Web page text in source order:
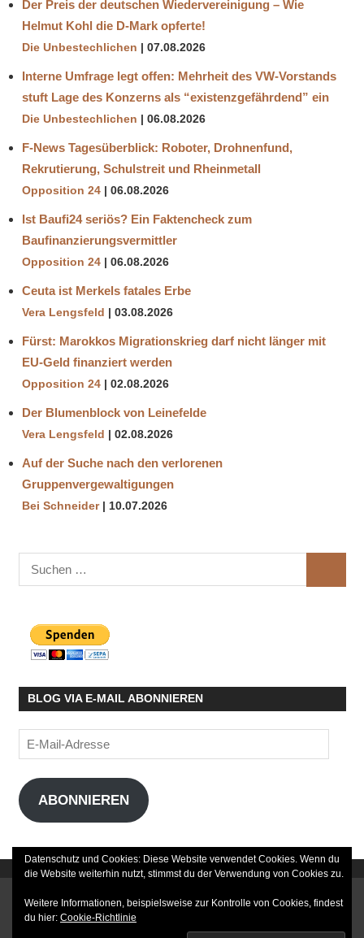
Der Preis der deutschen Wiedervereinigung – Wie
Helmut Kohl die D‑Mark opferte!
Die Unbestechlichen 07.08.2026
Interne Umfrage legt offen: Mehrheit des VW-Vorstands
stuft Lage des Konzerns als “existenzgefährdend” ein
Die Unbestechlichen 06.08.2026
F-News Tagesüberblick: Roboter, Drohnenfund,
Rekrutierung, Schulstreit und Rheinmetall
Opposition 24 06.08.2026
Ist Baufi24 seriös? Ein Faktencheck zum
Baufinanzierungsvermittler
Opposition 24 06.08.2026
Ceuta ist Merkels fatales Erbe
Vera Lengsfeld 03.08.2026
Fürst: Marokkos Migrationskrieg darf nicht länger mit
EU-Geld finanziert werden
Opposition 24 02.08.2026
Der Blumenblock von Leinefelde
Vera Lengsfeld 02.08.2026
Auf der Suche nach den verlorenen
Gruppenvergewaltigungen
Bei Schneider 10.07.2026
Suchen
nach:
BLOG VIA E-MAIL ABONNIEREN
E-
Mail-
Adresse
ABONNIEREN
Datenschutz und Cookies: Diese Website verwendet Cookies. Wenn du
die Website weiterhin nutzt, stimmst du der Verwendung von Cookies zu.
Weitere Informationen, beispielsweise zur Kontrolle von Cookies, findest
du hier: Cookie-Richtlinie